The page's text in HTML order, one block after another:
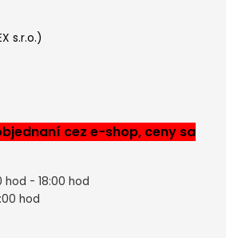
s.r.o.)
cez e-shop, ceny sa
hod - 18:00 hod
hod